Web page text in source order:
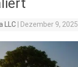
LLC Dezember 9, 2025